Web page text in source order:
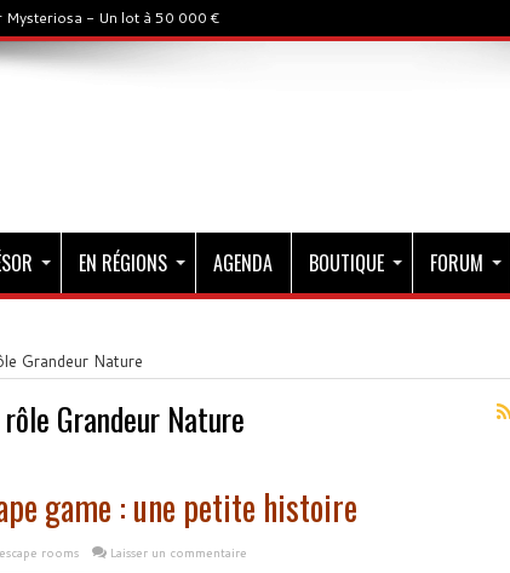
Mysteriosa - Un lot à 50 000 €
EN RÉGIONS AGENDA BOUTIQUE FORUM
Grandeur Nature
rôle Grandeur Nature
game : une petite histoire
rooms Laisser un commentaire